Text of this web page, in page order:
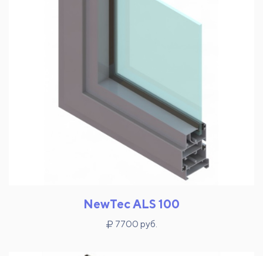
NewTec ALS 100
7700 руб.